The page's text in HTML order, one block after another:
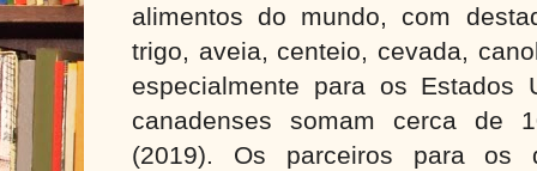
alimentos do mundo, com
trigo, aveia, centeio, cevada,
especialmente para os Estados
canadenses somam cerca de
(2019). Os parceiros para os